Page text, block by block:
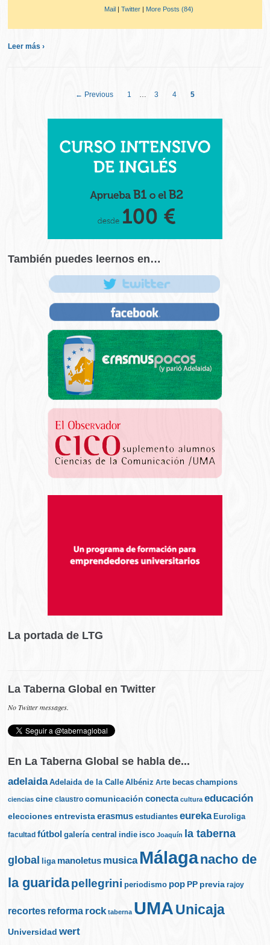
Mail |Twitter | More Posts (84)
Leer más ›
← Previous 1 … 3 4 5
También puedes leernos en…
La portada de LTG
La Taberna Global en Twitter
No Twitter messages.
En La Taberna Global se habla de...
adelaida Adelaida de la Calle Albéniz Arte becas champions
ciencias cine claustro comunicación conecta cultura educación
elecciones entrevista erasmus estudiantes eureka Euroliga
facultad fútbol galería central indie isco Joaquín la taberna
global liga manoletus musica Málaganacho de
la guaridapellegrini periodismo pop PP previa rajoy
recortes reforma rock taberna UMA Unicaja
Universidad wert